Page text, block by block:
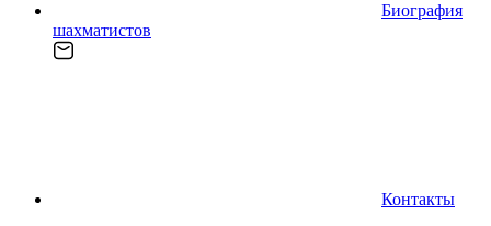
Биография
шахматистов
Контакты